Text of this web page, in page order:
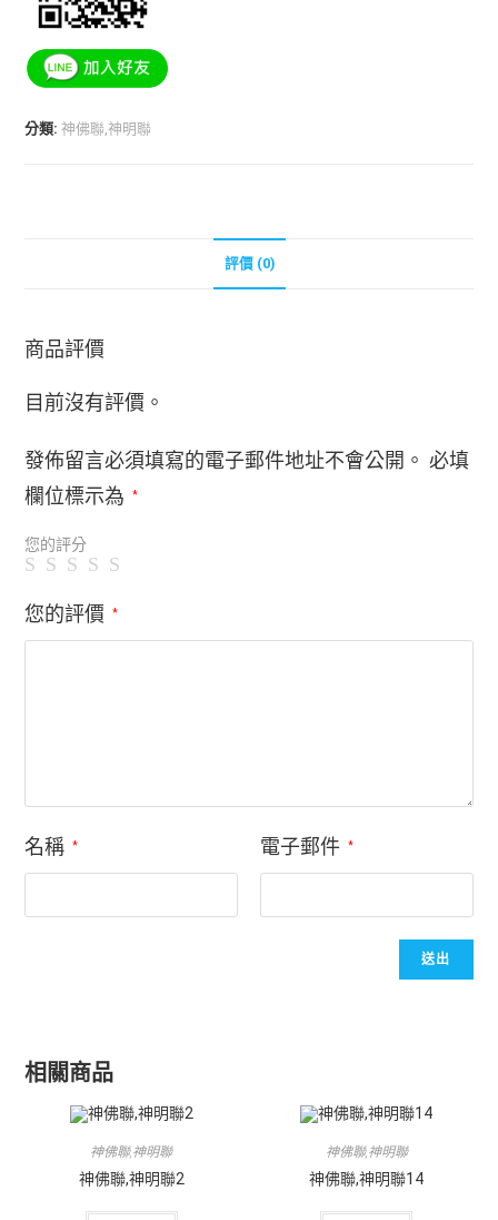
分類:神佛聯,神明聯
評價 (0)
商品評價
目前沒有評價。
發佈留言必須填寫的電子郵件地址不會公開。 必填
欄位標示為
*
您的評分
您的評價 *
名稱 * 電子郵件 *
相關商品
神佛聯,神明聯
神佛聯,神明聯2
神佛聯,神明聯
神佛聯,神明聯14